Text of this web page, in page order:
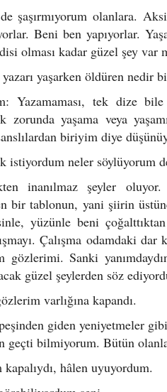
şaşırmıyorum olanlara.
Beni ben yapıyorlar.
olması kadar güzel şey
yaşarken öldüren nedir
Yazamaması, tek dize
zorunda yaşama veya
biriyim diye
istiyordum neler söylüyorum
inanılmaz şeyler
bir tablonun, yani şiirin
yüzünle beni
Çalışma odamdaki
gözlerimi. Sanki
güzel şeylerden söz
varlığına kapandı.
giden yeniyetmeler
geçti bilmiyorum. Bütün
hâlen uyuyordum.